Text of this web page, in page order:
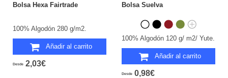
Bolsa Hexa Fairtrade
100% Algodón 280 g/m2.
Añadir al carrito
Desde 2,03€
Bolsa Suelva
100% Algodón 120 g/ m2/ Yute.
Añadir al carrito
Desde 0,98€